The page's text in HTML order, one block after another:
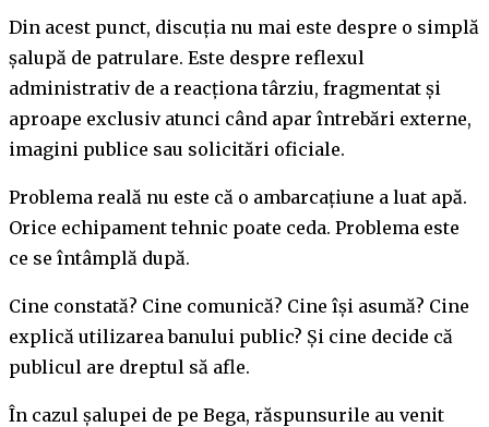
Din acest punct, discuția nu mai este despre o simplă
șalupă de patrulare. Este despre reflexul
administrativ de a reacționa târziu, fragmentat și
aproape exclusiv atunci când apar întrebări externe,
imagini publice sau solicitări oficiale.
Problema reală nu este că o ambarcațiune a luat apă.
Orice echipament tehnic poate ceda. Problema este
ce se întâmplă după.
Cine constată? Cine comunică? Cine își asumă? Cine
explică utilizarea banului public? Și cine decide că
publicul are dreptul să afle.
În cazul șalupei de pe Bega, răspunsurile au venit